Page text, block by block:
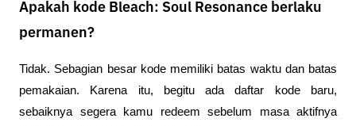
Apakah kode Bleach: Soul Resonance berlaku
permanen?
Tidak. Sebagian besar kode memiliki batas waktu dan batas
pemakaian. Karena itu, begitu ada daftar kode baru,
sebaiknya segera kamu redeem sebelum masa aktifnya